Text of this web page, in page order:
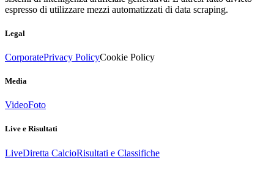
espresso di utilizzare mezzi automatizzati di data scraping.
Legal
CorporatePrivacy PolicyCookie Policy
Media
VideoFoto
Live e Risultati
LiveDiretta CalcioRisultati e Classifiche